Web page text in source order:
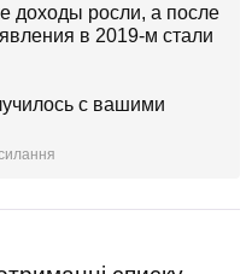
доходы росли, а после
в 2019-м стали
с вашими